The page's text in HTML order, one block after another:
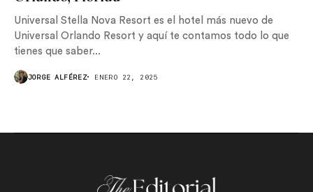
Universal Stella Nova Resort es el hotel más nuevo de
Universal Orlando Resort y aquí te contamos todo lo que
tienes que saber...
JORGE ALFÉREZ ENERO 22, 2025